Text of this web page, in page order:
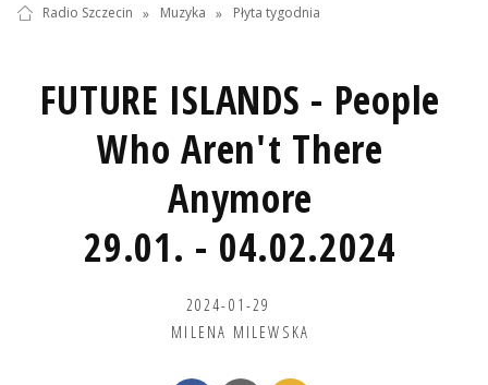
Radio Szczecin » Muzyka » Płyta tygodnia
FUTURE ISLANDS - People
Who Aren't There
Anymore
29.01. - 04.02.2024
2024-01-29
MILENA MILEWSKA